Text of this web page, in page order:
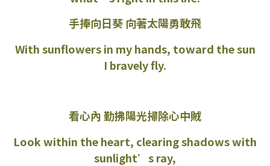
手捧向日葵 向著太陽勇敢飛
With sunflowers in my hands, toward the sun
I bravely fly.
看心內 勤拂陽光掃除心中賊
Look within the heart, clearing shadows with
sunlight’s ray,